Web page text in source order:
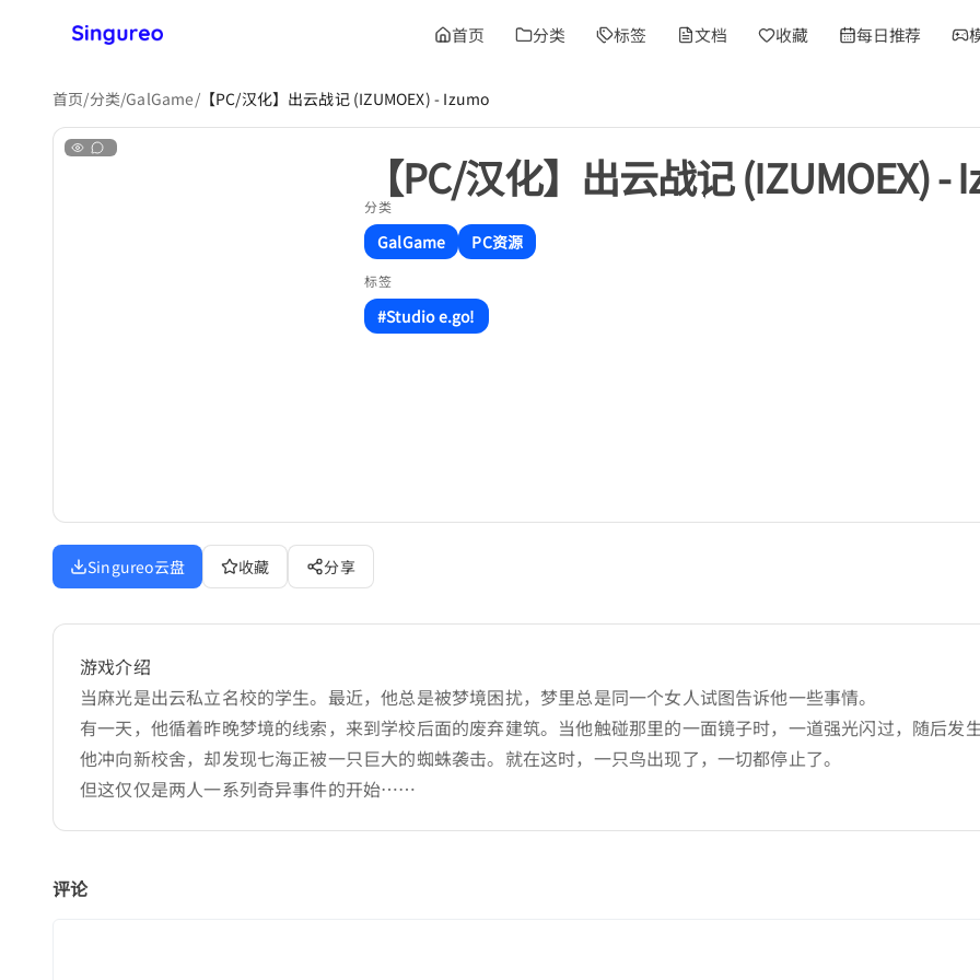
首页 分类 标签 文档 收藏 每日推荐
首页/分类/GalGame/【PC/汉化】出云战记 (IZUMOEX) - Izumo
【PC/汉化】出云战记 (IZUMOEX) -
分类
GalGame PC资源
标签
#Studio e.go!
Singureo云盘 收藏 分享
游戏介绍
当麻光是出云私立名校的学生。最近，他总是被梦境困扰，梦里总是同一个女人试图告诉他一些事情。
有一天，他循着昨晚梦境的线索，来到学校后面的废弃建筑。当他触碰那里的一面镜子时，一道强光闪过，随后发生
他冲向新校舍，却发现七海正被一只巨大的蜘蛛袭击。就在这时，一只鸟出现了，一切都停止了。
但这仅仅是两人一系列奇异事件的开始……
评论